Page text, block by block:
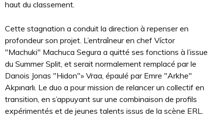
haut du classement.
Cette stagnation a conduit la direction à repenser en
profondeur son projet. L’entraîneur en chef Víctor
"Machuki" Machuca Segura a quitté ses fonctions à l’issue
du Summer Split, et serait normalement remplacé par le
Danois Jonas "Hidon"» Vraa, épaulé par Emre "Arkhe"
Akpınarlı. Le duo a pour mission de relancer un collectif en
transition, en s’appuyant sur une combinaison de profils
expérimentés et de jeunes talents issus de la scène ERL.